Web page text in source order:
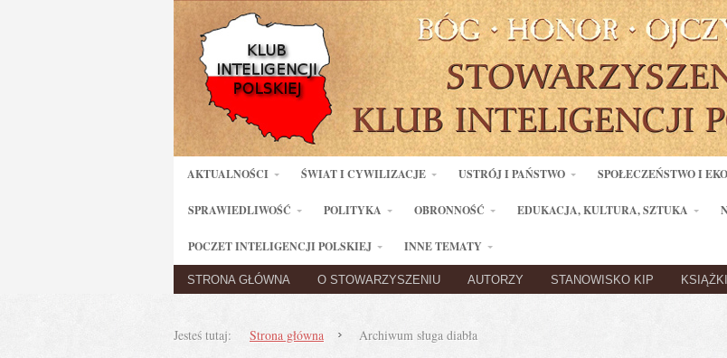
AKTUALNOŚCI ŚWIAT I CYWILIZACJE USTRÓJ I PAŃSTWO SPOŁECZEŃSTWO I
SPRAWIEDLIWOŚĆ POLITYKA OBRONNOŚĆ EDUKACJA, KULTURA, SZTUKA
POCZET INTELIGENCJI POLSKIEJ INNE TEMATY
STRONA GŁÓWNA O STOWARZYSZENIU AUTORZY STANOWISKO KIP KSIĄŻKI
Jesteś tutaj: Strona główna Archiwum sługa diabła